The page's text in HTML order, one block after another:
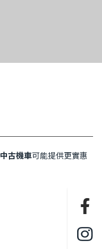
中古機車可能提供更實惠